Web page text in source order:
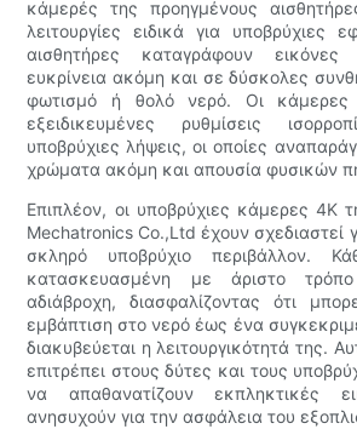
κάμερές της προηγμένους
λειτουργίες ειδικά για υποβρύχιες
αισθητήρες καταγράφουν εικόνες
ευκρίνεια ακόμη και σε δύσκολες
φωτισμό ή θολό νερό. Οι κάμερες
εξειδικευμένες ρυθμίσεις
υποβρύχιες λήψεις, οι οποίες
χρώματα ακόμη και απουσία φυσικών
Επιπλέον, οι υποβρύχιες κάμερες 4K
Mechatronics Co.,Ltd έχουν σχεδιαστεί
σκληρό υποβρύχιο περιβάλλον.
κατασκευασμένη με άριστο
αδιάβροχη, διασφαλίζοντας ότι
εμβάπτιση στο νερό έως ένα
διακυβεύεται η λειτουργικότητά της.
επιτρέπει στους δύτες και τους
να απαθανατίζουν εκπληκτικές
ανησυχούν για την ασφάλεια του